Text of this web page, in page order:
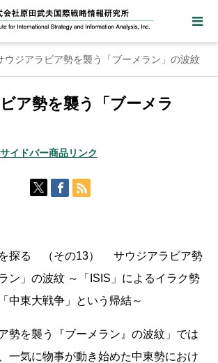
ウジアラビア勢を襲う「ブーメラン」の波紋
ア勢を襲う「ブーメラ
サイドバー商品リンク
探る （その13） サウジアラビア勢
ン」の波紋 ～「ISIS」によるイラク勢
中東大戦争」という帰結～
勢を襲う『ブーメラン』の波紋」では
一気に物事が動き始めた中東勢におけ